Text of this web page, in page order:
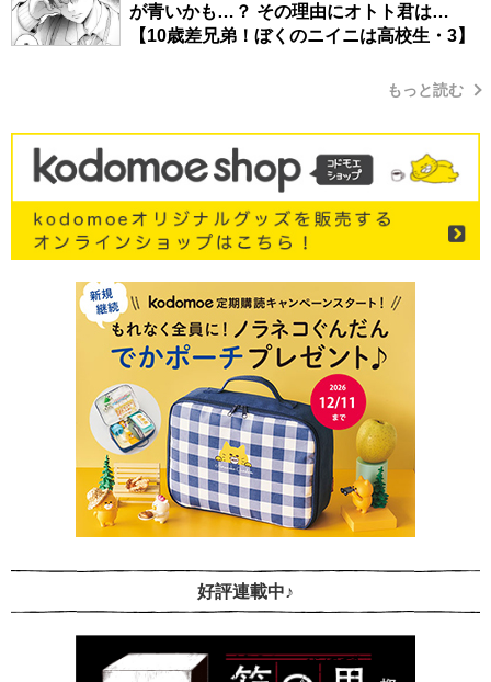
が青いかも…？ その理由にオトト君は…
【10歳差兄弟！ぼくのニイニは高校生・3】
もっと読む
好評連載中♪